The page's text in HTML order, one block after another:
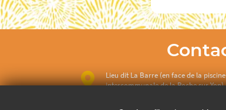
Lieu dit La Barre (en face de la piscine
intercommunale de la Roche sur Yon)